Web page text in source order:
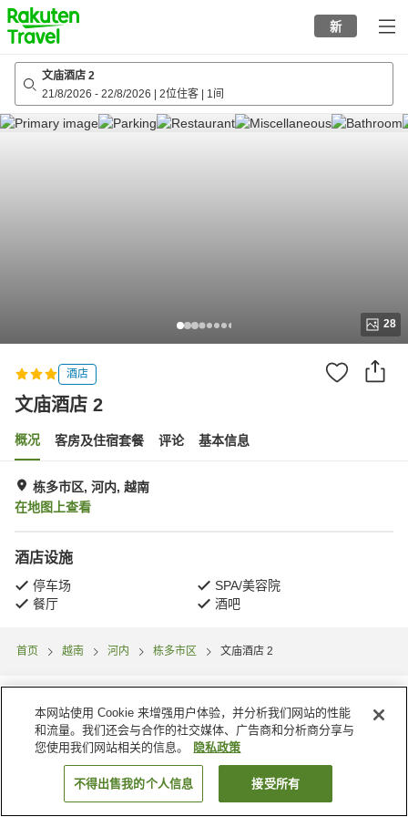
to
top
page
新
文庙酒店 2
21/8/2026 - 22/8/2026 2位住客 1间
28
酒店
文庙酒店 2
概况 客房及住宿套餐 评论 基本信息
栋多市区, 河内, 越南
在地图上查看
酒店设施
停车场
SPA/美容院
餐厅
酒吧
首页 越南 河内 栋多市区 文庙酒店 2
搜索客房
本网站使用 Cookie 来增强用户体验，并分析我们网站的性能
和流量。我们还会与合作的社交媒体、广告商和分析商分享与
您使用我们网站相关的信息。
隐私政策
不得出售我的个人信息 接受所有